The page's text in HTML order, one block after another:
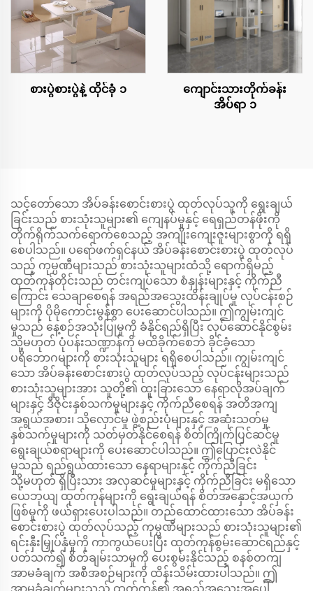
စားပွဲစားပွဲနဲ့ ထိုင်ခုံ ၁
ကျောင်းသားတိုက်ခန်း
အိပ်ရာ ၁
သင့်တော်သော အိပ်ခန်းစောင်းစားပွဲ ထုတ်လုပ်သူကို ရွေးချယ်
ခြင်းသည် စားသုံးသူများ၏ ကျေနပ်မှုနှင့် ရေရှည်တန်ဖိုးကို
တိုက်ရိုက်သက်ရောက်စေသည့် အကျိုးကျေးဇူးများစွာကို ရရှိ
စေပါသည်။ ပရော်ဖက်ရှင်နယ် အိပ်ခန်းစောင်းစားပွဲ ထုတ်လုပ်
သည့် ကုမ္ပဏီများသည် စားသုံးသူများထံသို့ ရောက်ရှိမည့်
ထုတ်ကုန်တိုင်းသည် တင်းကျပ်သော စံနှုန်းများနှင့် ကိုက်ညီ
ကြောင်း သေချာစေရန် အရည်အသွေးထိန်းချုပ်မှု လုပ်ငန်းစဉ်
များကို ပိုမိုကောင်းမွန်စွာ ပေးဆောင်ပါသည်။ ဤကျွမ်းကျင်
မှုသည် နေ့စဉ်အသုံးပြုမှုကို ခံနိုင်ရည်ရှိပြီး လုပ်ဆောင်နိုင်စွမ်း
သို့မဟုတ် ပုံပန်းသဏ္ဍာန်ကို မထိခိုက်စေဘဲ ခိုင်ခံ့သော
ပရိဘောဂများကို စားသုံးသူများ ရရှိစေပါသည်။ ကျွမ်းကျင်
သော အိပ်ခန်းစောင်းစားပွဲ ထုတ်လုပ်သည့် လုပ်ငန်းများသည်
စားသုံးသူများအား သူတို့၏ ထူးခြားသော နေရာလိုအပ်ချက်
များနှင့် ဒီဇိုင်းနှစ်သက်မှုများနှင့် ကိုက်ညီစေရန် အတိအကျ
အရွယ်အစား၊ သိုလှောင်မှု ဖွဲ့စည်းပုံများနှင့် အဆုံးသတ်မှု
နှစ်သက်မှုများကို သတ်မှတ်နိုင်စေရန် စိတ်ကြိုက်ပြင်ဆင်မှု
ရွေးချယ်စရာများကို ပေးဆောင်ပါသည်။ ဤပြောင်းလဲနိုင်
မှုသည် ရည်ရွယ်ထားသော နေရာများနှင့် ကိုက်ညီခြင်း
သို့မဟုတ် ရှိပြီးသား အလှဆင်မှုများနှင့် ကိုက်ညီခြင်း မရှိသော
ယေဘုယျ ထုတ်ကုန်များကို ရွေးချယ်ရန် စိတ်အနှောင့်အယှက်
ဖြစ်မှုကို ဖယ်ရှားပေးပါသည်။ တည်ထောင်ထားသော အိပ်ခန်း
စောင်းစားပွဲ ထုတ်လုပ်သည့် ကုမ္ပဏီများသည် စားသုံးသူများ၏
ရင်းနှီးမြှုပ်နှံမှုကို ကာကွယ်ပေးပြီး ထုတ်ကုန်စွမ်းဆောင်ရည်နှင့်
ပတ်သက်၍ စိတ်ချမ်းသာမှုကို ပေးစွမ်းနိုင်သည့် စနစ်တကျ
အာမခံချက် အစီအစဉ်များကို ထိန်းသိမ်းထားပါသည်။ ဤ